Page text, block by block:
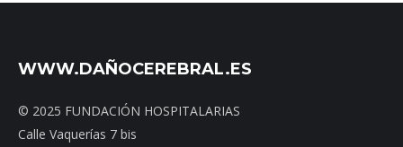
WWW.DAÑOCEREBRAL.ES
© 2025 FUNDACIÓN HOSPITALARIAS
Calle Vaquerías 7 bis